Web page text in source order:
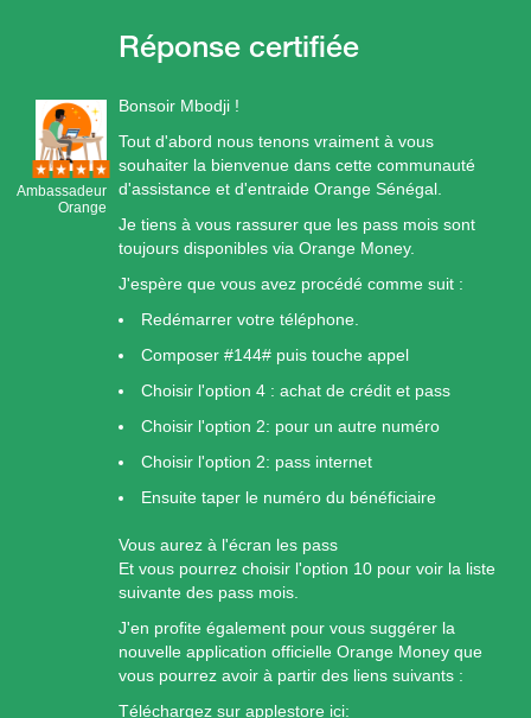
Ambassadeur
Orange
Bonsoir Mbodji !
Tout d'abord nous tenons vraiment à vous
souhaiter la bienvenue dans cette communauté
d'assistance et d'entraide Orange Sénégal.
Je tiens à vous rassurer que les pass mois sont
toujours disponibles via Orange Money.
J'espère que vous avez procédé comme suit :
Redémarrer votre téléphone.
Composer #144# puis touche appel
Choisir l'option 4 : achat de crédit et pass
Choisir l'option 2: pour un autre numéro
Choisir l'option 2: pass internet
Ensuite taper le numéro du bénéficiaire
Vous aurez à l'écran les pass
Et vous pourrez choisir l'option 10 pour voir la liste
suivante des pass mois.
J'en profite également pour vous suggérer la
nouvelle application officielle Orange Money que
vous pourrez avoir à partir des liens suivants :
Téléchargez sur applestore ici: